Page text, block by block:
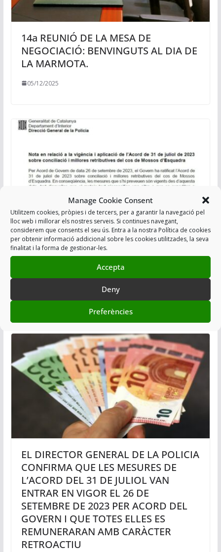
Manage Cookie Consent
Utilitzem cookies, pròpies i de tercers, per a garantir la navegació pel
lloc web i millorar els nostres serveis. Si continues navegant,
considerem que consents el seu ús. Entra a la nostra Política de cookies
per obtenir informació addicional sobre les cookies utilitzades, la seva
finalitat i la forma de gestionar-les.
Accepta
Deny
Preferències
14a REUNIÓ DE LA MESA DE
NEGOCIACIÓ: BENVINGUTS AL DIA DE
LA MARMOTA.
05/12/2025
NOTA 28-9-23. INTRANET SGRRHH
SOBRE L’APLICACIÓ DE L’ACORD
SOBRE CONCILIACIÓ I MILLORES
RETRIBUTIVES DEL CME. 31-7-23
EL DIRECTOR GENERAL DE LA POLICIA
CONFIRMA QUE LES MESURES DE
L’ACORD DEL 31 DE JULIOL VAN
ENTRAR EN VIGOR EL 26 DE
SETEMBRE DE 2023 PER ACORD DEL
GOVERN I QUE TOTES ELLES ES
REMUNERARAN AMB CARÀCTER
RETROACTIU